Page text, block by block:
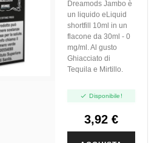
Dreamods Jambo è
un liquido eLiquid
shortfill 10ml in un
flacone da 30ml - 0
mg/ml. Al gusto
Ghiacciato di
Tequila e Mirtillo.
 Disponibile!
3,92 €